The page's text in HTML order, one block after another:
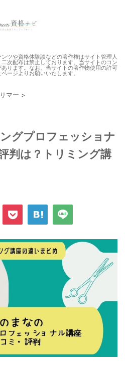
ツや資格体験談などの著作権はサイト管理人
次配布は禁止しております。当サイトのコン
ります。なお、当サイトの著作物使用の許可
ージよりお願いいたします。
マー >
グプロフェッショナ
判は？トリミング講